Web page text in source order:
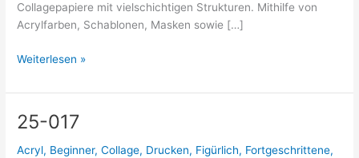
Collagepapiere mit vielschichtigen Strukturen. Mithilfe von
Acrylfarben, Schablonen, Masken sowie […]
Weiterlesen »
25-017
Acryl, Beginner,Collage, Drucken, Figürlich, Fortgeschrittene,
25-